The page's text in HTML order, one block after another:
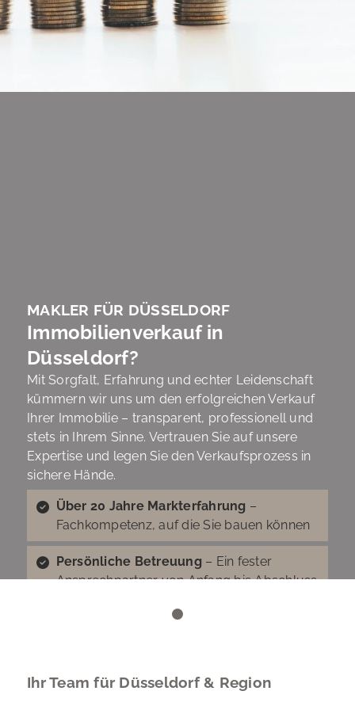
MAKLER FÜR DÜSSELDORF
Immobilienverkauf in
Düsseldorf?
Mit Sorgfalt, Erfahrung und echter Leidenschaft
kümmern wir uns um den erfolgreichen Verkauf
Ihrer Immobilie – transparent, professionell und
stets in Ihrem Sinne. Vertrauen Sie auf unsere
Expertise und legen Sie den Verkaufsprozess in
sichere Hände.
Über 20 Jahre Markterfahrung –
Fachkompetenz, auf die Sie bauen können
Persönliche Betreuung– Ein fester
Ansprechpartner von Anfang bis Abschluss
Transparente Abwicklung
JETZT KOSTENLOS
Ihr Team für Düsseldorf & Region